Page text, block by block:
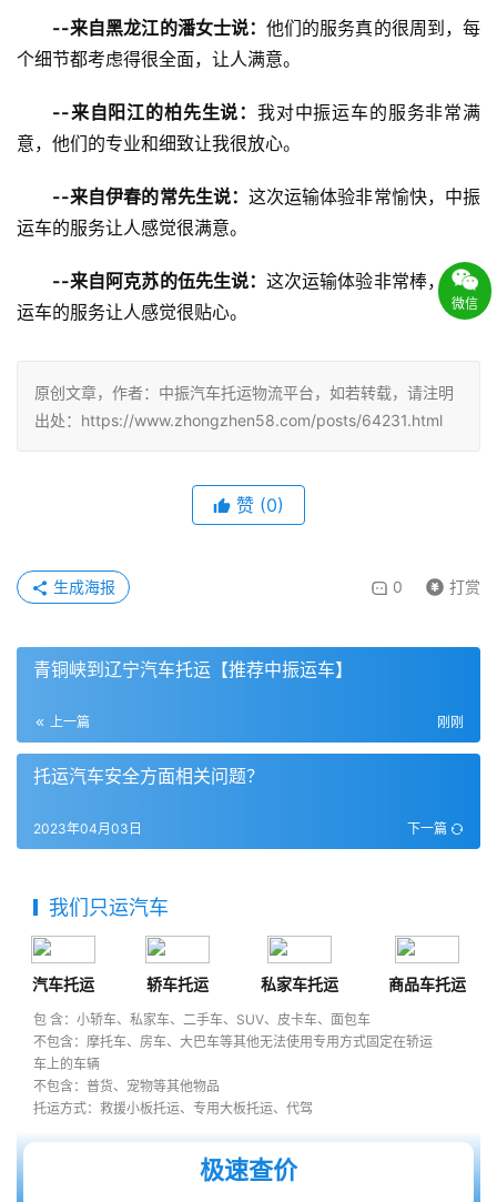
--来自黑龙江的潘女士说：他们的服务真的很周到，每
个细节都考虑得很全面，让人满意。
--来自阳江的柏先生说： 我对中振运车的服务非常满
意，他们的专业和细致让我很放心。
--来自伊春的常先生说： 这次运输体验非常愉快，中振
运车的服务让人感觉很满意。
--来自阿克苏的伍先生说：这次运输体验非常棒，中振
运车的服务让人感觉很贴心。
原创文章，作者：中振汽车托运物流平台，如若转载，请注明
出处：https://www.zhongzhen58.com/posts/64231.html
赞 (0)
0 打赏
生成海报
青铜峡到辽宁汽车托运【推荐中振运车】
上一篇 刚刚
托运汽车安全方面相关问题？
下一篇
2023年04月03日
我们只运汽车
汽车托运 轿车托运 私家车托运 商品车托运
包 含：小轿车、私家车、二手车、SUV、皮卡车、面包车
不包含：摩托车、房车、大巴车等其他无法使用专用方式固定在轿运
车上的车辆
不包含：普货、宠物等其他物品
托运方式：救援小板托运、专用大板托运、代驾
极速查价
微信